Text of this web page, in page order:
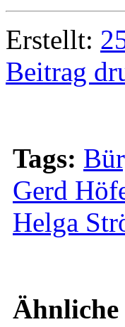
Erstellt:
Beitrag
Tags:
Gerd
Helga
Ähnliche